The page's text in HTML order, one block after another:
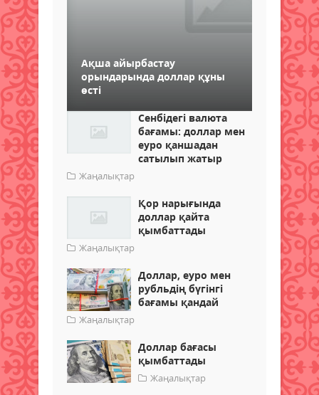
Ақша айырбастау
орындарында доллар құны
өсті
Сенбідегі валюта
бағамы: доллар мен
еуро қаншадан
сатылып жатыр
Жаңалықтар
Қор нарығында
доллар қайта
қымбаттады
Жаңалықтар
Доллар, еуро мен
рубльдің бүгінгі
бағамы қандай
Жаңалықтар
Доллар бағасы
қымбаттады
Жаңалықтар